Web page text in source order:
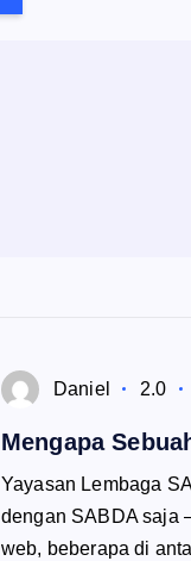
Daniel 2.0
Mengapa
Yayasan Lembaga
dengan SABDA saja
web, beberapa di